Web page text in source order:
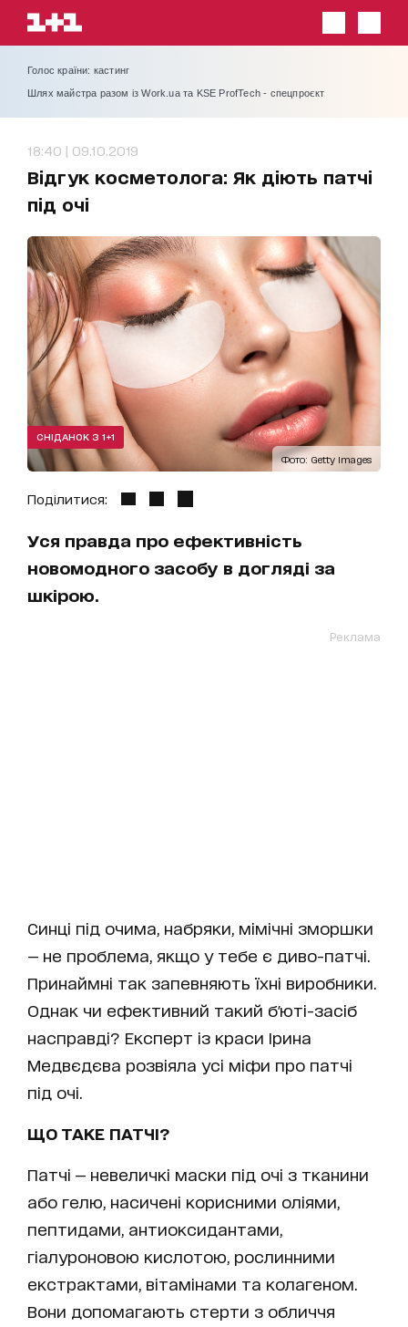
Голос країни: кастинг
Шлях майстра разом із Work.ua та KSE ProfTech - спецпроєкт
18:40 | 09.10.2019
Відгук косметолога: Як діють патчі
під очі
Фото: Getty Images
СНІДАНОК З 1+1
Поділитися:
Уся правда про ефективність
новомодного засобу в догляді за
шкірою.
Реклама
Синці під очима, набряки, мімічні зморшки
— не проблема, якщо у тебе є диво-патчі.
Принаймні так запевняють їхні виробники.
Однак чи ефективний такий б'юті-засіб
насправді? Експерт із краси Ірина
Медвєдєва розвіяла усі міфи про патчі
під очі.
ЩО ТАКЕ ПАТЧІ?
Патчі — невеличкі маски під очі з тканини
або гелю, насичені корисними оліями,
пептидами, антиоксидантами,
гіалуроновою кислотою, рослинними
екстрактами, вітамінами та колагеном.
Вони допомагають стерти з обличчя